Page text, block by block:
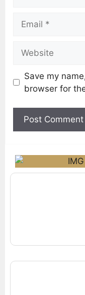
Save my
browser for